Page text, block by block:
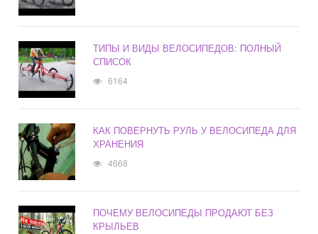
ТИПЫ И ВИДЫ ВЕЛОСИПЕДОВ: ПОЛНЫЙ
СПИСОК
6164
КАК ПОВЕРНУТЬ РУЛЬ У ВЕЛОСИПЕДА ДЛЯ
ХРАНЕНИЯ
4668
ПОЧЕМУ ВЕЛОСИПЕДЫ ПРОДАЮТ БЕЗ
КРЫЛЬЕВ